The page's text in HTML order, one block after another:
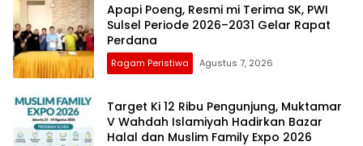
Apapi Poeng, Resmi mi Terima SK, PWI
Sulsel Periode 2026–2031 Gelar Rapat
Perdana
Ragam Peristiwa Agustus 7, 2026
Target Ki 12 Ribu Pengunjung, Muktamar
V Wahdah Islamiyah Hadirkan Bazar
Halal dan Muslim Family Expo 2026